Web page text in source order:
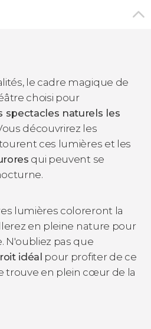
le cadre magique de
choisi pour
spectacles naturels les
découvrirez les
ces lumières et les
qui peuvent se
lumières coloreront la
en pleine nature pour
N'oubliez pas que
idéal pour profiter de ce
trouve en plein cœur de la